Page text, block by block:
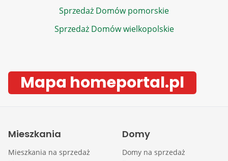
Sprzedaż Domów pomorskie
Sprzedaż Domów wielkopolskie
Mapa homeportal.pl
Mieszkania
Mieszkania na sprzedaż
Domy
Domy na sprzedaż